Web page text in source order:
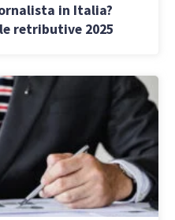
in Italia?
retributive 2025